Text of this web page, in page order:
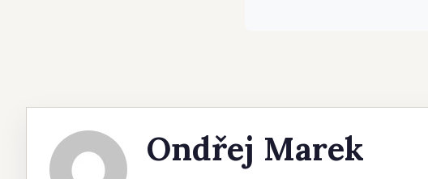
Ondřej Marek